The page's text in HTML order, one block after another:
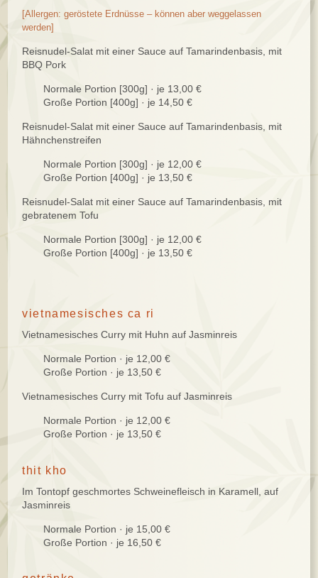
[Allergen: geröstete Erdnüsse – können aber weggelassen
werden]
Reisnudel-Salat mit einer Sauce auf Tamarindenbasis, mit
BBQ Pork
Normale Portion [300g] · je 13,00 €
Große Portion [400g] · je 14,50 €
Reisnudel-Salat mit einer Sauce auf Tamarindenbasis, mit
Hähnchenstreifen
Normale Portion [300g] · je 12,00 €
Große Portion [400g] · je 13,50 €
Reisnudel-Salat mit einer Sauce auf Tamarindenbasis, mit
gebratenem Tofu
Normale Portion [300g] · je 12,00 €
Große Portion [400g] · je 13,50 €
vietnamesisches ca ri
Vietnamesisches Curry mit Huhn auf Jasminreis
Normale Portion · je 12,00 €
Große Portion · je 13,50 €
Vietnamesisches Curry mit Tofu auf Jasminreis
Normale Portion · je 12,00 €
Große Portion · je 13,50 €
thit kho
Im Tontopf geschmortes Schweinefleisch in Karamell, auf
Jasminreis
Normale Portion · je 15,00 €
Große Portion · je 16,50 €